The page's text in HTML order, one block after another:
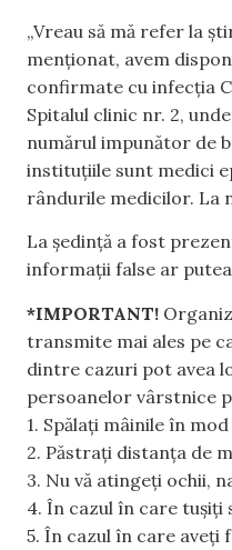
„Vreau să mă refer la
menționat, avem
confirmate cu infecția
Spitalul clinic nr. 2,
numărul impunător de
instituțiile sunt medici
rândurile medicilor. La
La ședință a fost
informații false ar
*IMPORTANT!
transmite mai ales pe
dintre cazuri pot avea
persoanelor vârstnice
1. Spălați mâinile în
2. Păstrați distanța de
3. Nu vă atingeți ochii,
4. În cazul în care tușiți
5. În cazul în care aveți